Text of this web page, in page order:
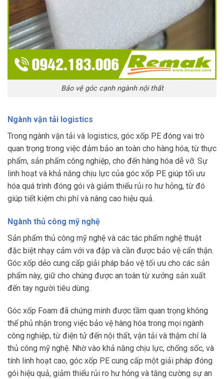
Bảo vệ góc cạnh ngành nội thất
Ngành vận tải logistics
Trong ngành vận tải và logistics, góc xốp PE đóng vai trò
quan trọng trong việc đảm bảo an toàn cho hàng hóa, từ thực
phẩm, sản phẩm công nghiệp, cho đến hàng hóa dễ vỡ. Sự
linh hoạt và khả năng chịu lực của góc xốp PE giúp tối ưu
hóa quá trình đóng gói và giảm thiểu rủi ro hư hỏng, từ đó
giúp tiết kiệm chi phí và nâng cao hiệu quả.
Ngành thủ công mỹ nghệ
Sản phẩm thủ công mỹ nghệ và các tác phẩm nghệ thuật
đặc biệt nhạy cảm với va đập và cần được bảo vệ cẩn thận.
Góc xốp dẻo cung cấp giải pháp bảo vệ tối ưu cho các sản
phẩm này, giữ cho chúng được an toàn từ xưởng sản xuất
đến tay người tiêu dùng.
Góc xốp Foam đã chứng minh được tầm quan trọng không
thể phủ nhận trong việc bảo vệ hàng hóa trong mọi ngành
công nghiệp, từ điện tử đến nội thất, vận tải và thậm chí là
thủ công mỹ nghệ. Nhờ vào khả năng chịu lực, chống sốc, và
tính linh hoạt cao, góc xốp PE cung cấp một giải pháp đóng
gói hiệu quả, giảm thiểu rủi ro hư hỏng và tăng cường sự an